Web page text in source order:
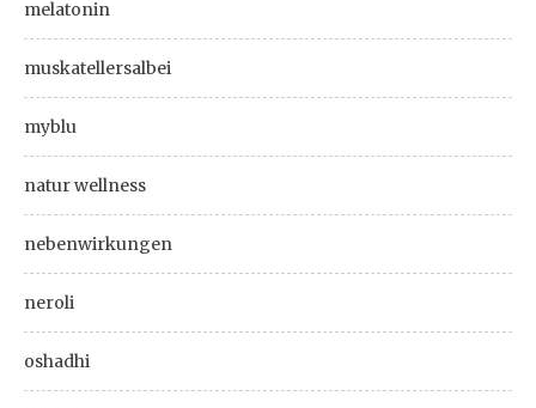
melatonin
muskatellersalbei
myblu
natur wellness
nebenwirkungen
neroli
oshadhi